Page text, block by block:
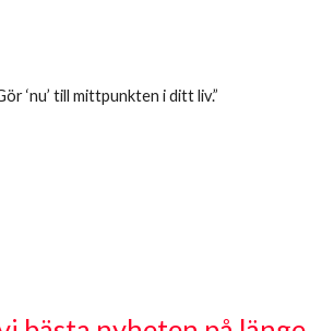
‘nu’ till mittpunkten i ditt liv.”